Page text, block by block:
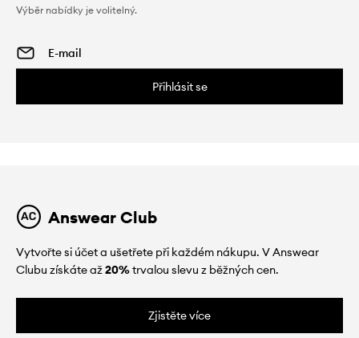
Výběr nabídky je volitelný.
Přihlásit se
Answear Club
Vytvořte si účet a ušetřete při každém nákupu. V Answear
Clubu získáte až20%trvalou slevu z běžných cen.
Zjistěte více